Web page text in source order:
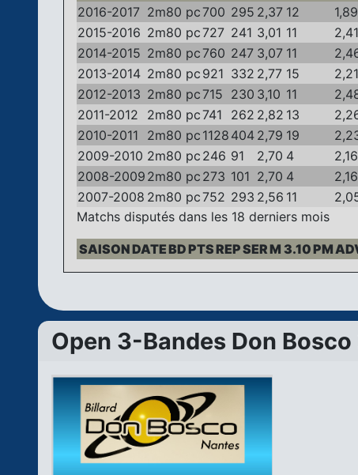
Open 3-Bandes Don
2016-2017 2m80 pc 700 295 2,37 12
1,89
2015-2016 2m80 pc727 241 3,01 11
2,41
2014-2015 2m80 pc 760 247 3,07 11
2013-2014 2m80 pc 921 332 2,77 15
2,21
2012-2013 2m80 pc 715 230 3,10 11
2011-2012
2m80 pc741 262 2,82 13
2010-2011
2m80 pc 1128 404 2,79 19
2009-2010 2m80 pc 246 91 2,70 4
2,16
2008-2009 2m80 pc 273 101 2,70 4
2,16
2007-2008 2m80 pc752 293 2,56 11
Matchs disputés dans les 18 derniers mois
SAISONDATEBDPTSREPSERM 3.10PM